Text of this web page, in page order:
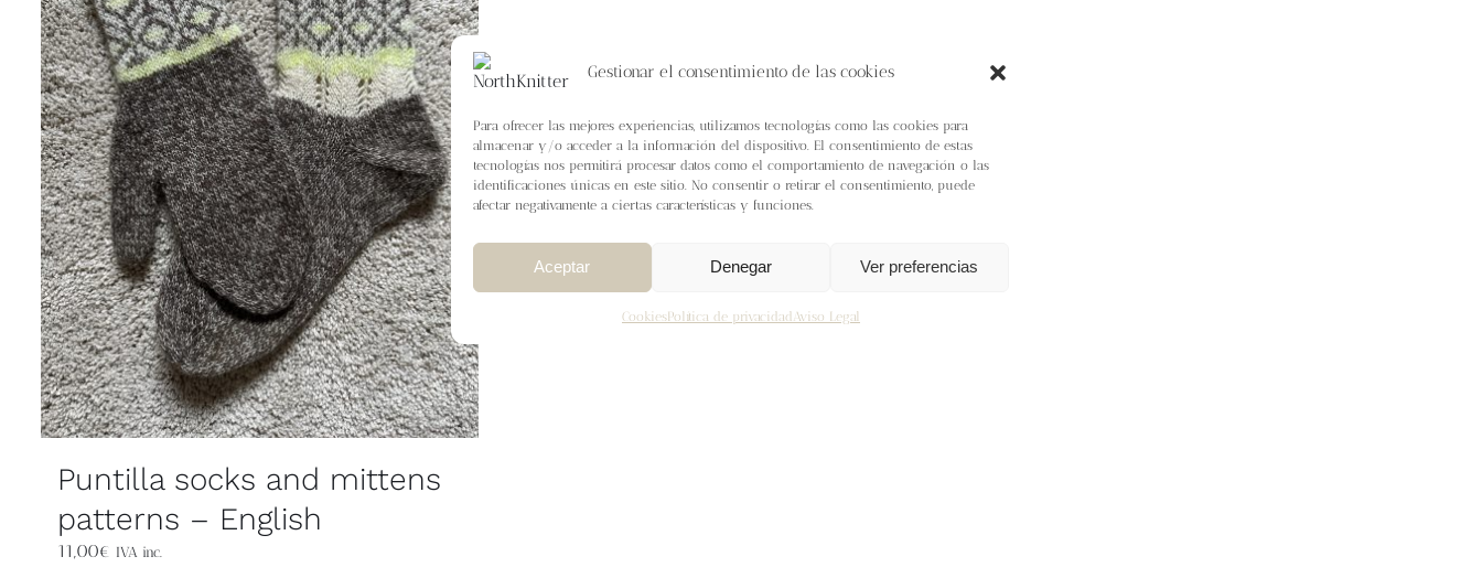
Gestionar el consentimiento de las cookies
Para ofrecer las mejores experiencias, utilizamos tecnologías como las cookies para
almacenar y/o acceder a la información del dispositivo. El consentimiento de estas
tecnologías nos permitirá procesar datos como el comportamiento de navegación o las
identificaciones únicas en este sitio. No consentir o retirar el consentimiento, puede
afectar negativamente a ciertas características y funciones.
Aceptar Denegar Ver preferencias
CookiesPolítica de privacidad Aviso Legal
Puntilla socks and mittens
patterns – English
11,00€ IVA inc.